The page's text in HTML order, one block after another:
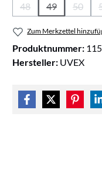
48
(Diese Option ist
49
(Diese Option
50
Zum Merkzettel
Produktnummer:
Hersteller: UVEX